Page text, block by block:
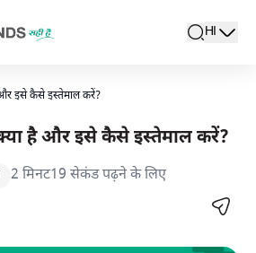
search
Locale
HI
active
इसे कैसे इस्तेमाल करें?
है और इसे कैसे इस्तेमाल करें?
2 मिनट19 सेकंड पढ़ने के लिए